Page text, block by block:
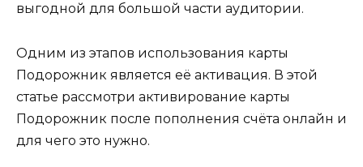
выгодной для большой части аудитории.
Одним из этапов использования карты
Подорожник является её активация. В этой
статье рассмотри активирование карты
Подорожник после пополнения счёта онлайн и
для чего это нужно.